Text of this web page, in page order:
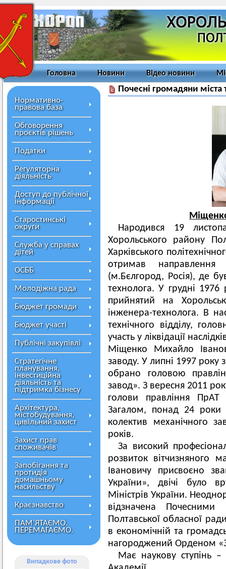
Головна Новини Відео новини
Нормативно-
правова база
Обговорення
проєктів рішень
Податки
Регуляторна
діяльність
Доступ до публічної
інформації
Старостинські
округи
Служба у справах
дітей
ОСББ
Молодіжна рада
Бюджет громади
Бюджет участі
Публічні закупівлі
Стратегічне
планування,
інвестиційна
діяльність та
підтримка бізнесу
Архітектура,
містобудування,
цивільний захист
Захист прав
споживачів
Запобігання та
протидія
домашньому
насильству
Краєзнавство
ПАМ’ЯТАЄМО.
ПЕРЕМАГАЄМО.
Випадкове фото
Почесні громадяни міста
Народився 19
Хорольського району
Харківського
отримав
(м.Бєлгород, Росія), де
технолога. У грудні
прийнятий на
інженера-технолога. В
технічного відділу,
участь у ліквідації
Міщенко Михайло
заводу. У липні 1997 року
обрано головою
завод». З вересня 2011
голови правління ПрАТ
Загалом, понад 24 роки
колектив механічного
років.
За високий
розвиток вітчизняного
Івановичу присвоєно
України», двічі було
Міністрів України.
відзначена
Полтавської обласної
в економічній та
нагороджений Орденом
Має наукову ступінь –